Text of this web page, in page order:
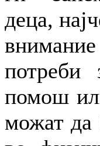
деца,
потреби
помош
можат да